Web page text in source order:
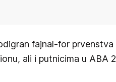
fajnal-for prvenstva
ali i putnicima u ABA 2